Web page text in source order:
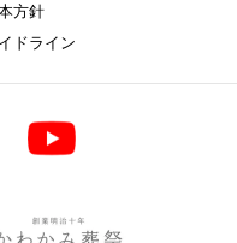
方針
ドライン